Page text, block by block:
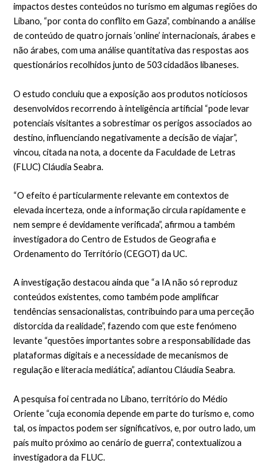
impactos destes conteúdos no turismo em algumas regiões do
Líbano, “por conta do conflito em Gaza”, combinando a análise
de conteúdo de quatro jornais ‘online’ internacionais, árabes e
não árabes, com uma análise quantitativa das respostas aos
questionários recolhidos junto de 503 cidadãos libaneses.
O estudo concluiu que a exposição aos produtos noticiosos
desenvolvidos recorrendo à inteligência artificial “pode levar
potenciais visitantes a sobrestimar os perigos associados ao
destino, influenciando negativamente a decisão de viajar”,
vincou, citada na nota, a docente da Faculdade de Letras
(FLUC) Cláudia Seabra.
“O efeito é particularmente relevante em contextos de
elevada incerteza, onde a informação circula rapidamente e
nem sempre é devidamente verificada”, afirmou a também
investigadora do Centro de Estudos de Geografia e
Ordenamento do Território (CEGOT) da UC.
A investigação destacou ainda que “a IA não só reproduz
conteúdos existentes, como também pode amplificar
tendências sensacionalistas, contribuindo para uma perceção
distorcida da realidade”, fazendo com que este fenómeno
levante “questões importantes sobre a responsabilidade das
plataformas digitais e a necessidade de mecanismos de
regulação e literacia mediática”, adiantou Cláudia Seabra.
A pesquisa foi centrada no Líbano, território do Médio
Oriente “cuja economia depende em parte do turismo e, como
tal, os impactos podem ser significativos, e, por outro lado, um
país muito próximo ao cenário de guerra”, contextualizou a
investigadora da FLUC.